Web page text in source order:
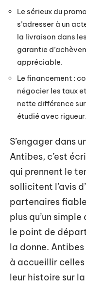
Le sérieux du
s’adresser à un
la livraison dans
garantie
appréciable.
Le financement :
négocier les taux
nette différence
étudié avec rigueur.
S’engager dans
Antibes, c’est
qui prennent le
sollicitent l’avis
partenaires
plus qu’un
le point de
la donne.
à accueillir
leur histoire sur